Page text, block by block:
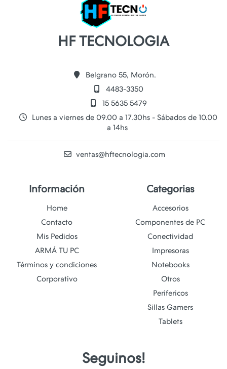
HF TECNOLOGIA
Belgrano 55, Morón.
4483-3350
15 5635 5479
Lunes a viernes de 09.00 a 17.30hs - Sábados de 10.00
a 14hs
ventas@hftecnologia.com
Información
Home
Contacto
Mis Pedidos
ARMÁ TU PC
Términos y condiciones
Corporativo
Categorias
Accesorios
Componentes de PC
Conectividad
Impresoras
Notebooks
Otros
Perifericos
Sillas Gamers
Tablets
Seguinos!